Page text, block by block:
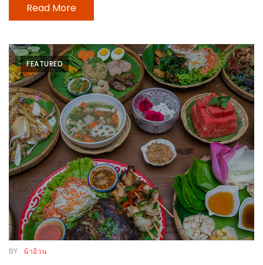
หิว
อะไร
เอ่ย
อร่อย
ที่สุด?
งาน
แฟร์
เรื่อง
บ้าน
ที่
ทุก
คน
Read More
FEATURED
BY น้าอ้วน